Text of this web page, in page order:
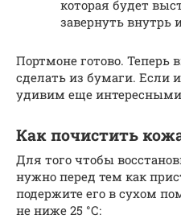
которая будет
завернуть внутрь
Портмоне готово. Теперь
сделать из бумаги. Если
удивим еще
Как почистить
Для того чтобы
нужно перед тем как
подержите его в сухом
не ниже 25 °С: